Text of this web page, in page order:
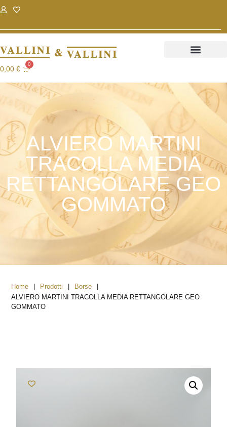
0,00 €
0
ALVIERO MARTINI
TRACOLLA MEDIA
RETTANGOLARE GEO
GOMMATO
Home | Prodotti | Borse
|
ALVIERO MARTINI TRACOLLA MEDIA RETTANGOLARE GEO
GOMMATO